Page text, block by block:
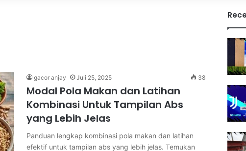
gacor anjay Juli 25, 2025 38
Modal Pola Makan dan Latihan
Kombinasi Untuk Tampilan Abs
yang Lebih Jelas
Panduan lengkap kombinasi pola makan dan latihan
efektif untuk tampilan abs yang lebih jelas. Temukan